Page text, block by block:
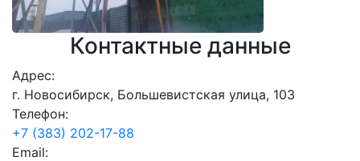
Контактные данные
Адрес:
г. Новосибирск, Большевистская улица, 103
Телефон:
+7 (383) 202-17-88
Email: